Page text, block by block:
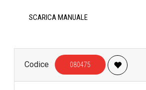
SCARICA MANUALE
Codice 080475